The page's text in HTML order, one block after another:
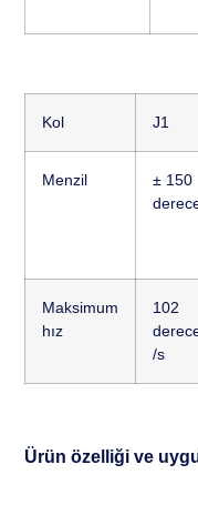
Kol J1
Menzil
± 150
Maksimum
hız
102
/s
Ürün özelliği ve